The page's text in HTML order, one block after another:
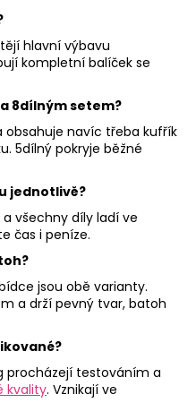
hlavní výbavu
kompletní balíček se
8dílným setem?
obsahuje navíc třeba kufřík
5dílný pokryje běžné
jednotlivě?
všechny díly ladí ve
čas i peníze.
jsou obě varianty.
a drží pevný tvar, batoh
procházejí testováním a
kvality. Vznikají ve